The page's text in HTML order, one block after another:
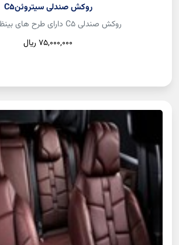
روکش صندلی سیتروئنC5
روکش صندلی C5 دارای طرح های بینظیر و زیبا
75,000,000 ريال